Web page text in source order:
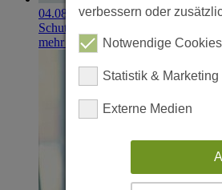
04.08.2026
Schutzhandschuhe erzielen
mehr erfahren
verbessern oder
Notwendige Cookies
Statistik & Marketing
Externe Medien